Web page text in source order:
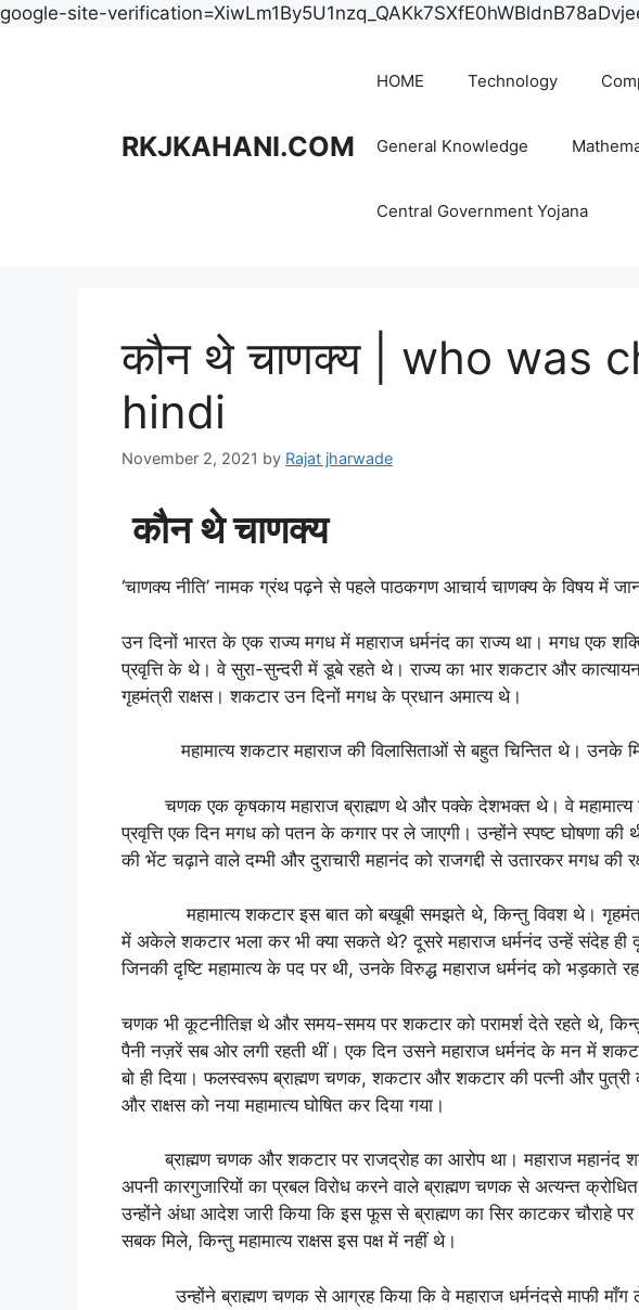
google-site-
RKJKAHANI.COM
HOME Technology
General Knowledge
Central Government Yojana
कौन थे चाणक्य | who was
hindi
November 2, 2021 by Rajat jharwade
कौन थे चाणक्य
‘चाणक्य नीति’ नामक ग्रंथ पढ़ने से पहले पाठकगण आचार्य चाणक्य के विषय में
उन दिनों भारत के एक राज्य मगध में महाराज धर्मनंद का राज्य था। मगध एक
प्रवृत्ति के थे। वे सुरा-सुन्दरी में डूबे रहते थे। राज्य का भार शकटार और
गृहमंत्री राक्षस। शकटार उन दिनों मगध के प्रधान अमात्य थे।
महामात्य शकटार महाराज की विलासिताओं से बहुत चिन्तित थे। उनके
चणक एक कृषकाय महाराज ब्राह्मण थे और पक्के देशभक्त थे। वे महामात्य
प्रवृत्ति एक दिन मगध को पतन के कगार पर ले जाएगी। उन्होंने स्पष्ट घोषणा
की भेंट चढ़ाने वाले दम्भी और दुराचारी महानंद को राजगद्दी से उतारकर मगध की
महामात्य शकटार इस बात को बखूबी समझते थे, किन्तु विवश थे।
में अकेले शकटार भला कर भी क्या सकते थे? दूसरे महाराज धर्मनंद उन्हें संदेह ही
जिनकी दृष्टि महामात्य के पद पर थी, उनके विरुद्ध महाराज धर्मनंद को भड़काते
चणक भी कूटनीतिज्ञ थे और समय-समय पर शकटार को परामर्श देते रहते थे,
पैनी नज़रें सब ओर लगी रहती थीं। एक दिन उसने महाराज धर्मनंद के मन में
बो ही दिया। फलस्वरूप ब्राह्मण चणक, शकटार और शकटार की पत्नी और पुत्री
और राक्षस को नया महामात्य घोषित कर दिया गया।
ब्राह्मण चणक और शकटार पर राजद्रोह का आरोप था। महाराज महानंद
अपनी कारगुजारियों का प्रबल विरोध करने वाले ब्राह्मण चणक से अत्यन्त
उन्होंने अंधा आदेश जारी किया कि इस फूस से ब्राह्मण का सिर काटकर चौराहे पर
सबक मिले, किन्तु महामात्य राक्षस इस पक्ष में नहीं थे।
उन्होंने ब्राह्मण चणक से आग्रह किया कि वे महाराज धर्मनंदसे माफी